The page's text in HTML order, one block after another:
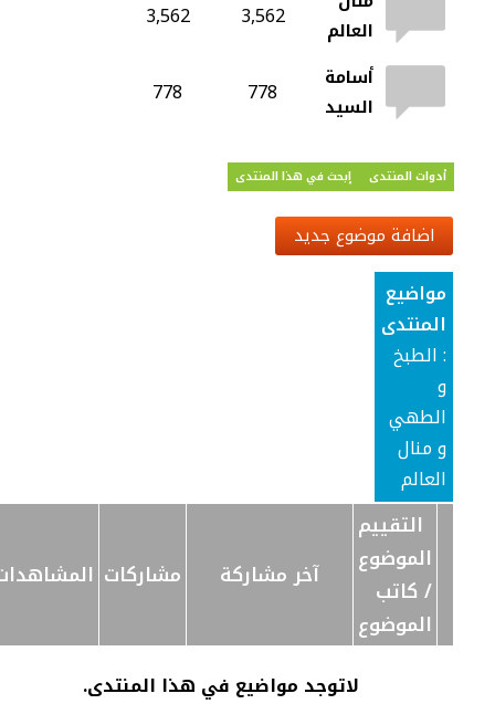
العالم
3,562
3,562
أسامة
السيد
778
778
أدوات المنتدى إبحث في هذا المنتدى
اضافة موضوع جديد
مواضيع
المنتدى
: الطبخ
و
الطهي
و منال
العالم
التقييم
الموضوع
/ كاتب
الموضوع
آخر مشاركة مشاركات
لاتوجد مواضيع في هذا المنتدى.